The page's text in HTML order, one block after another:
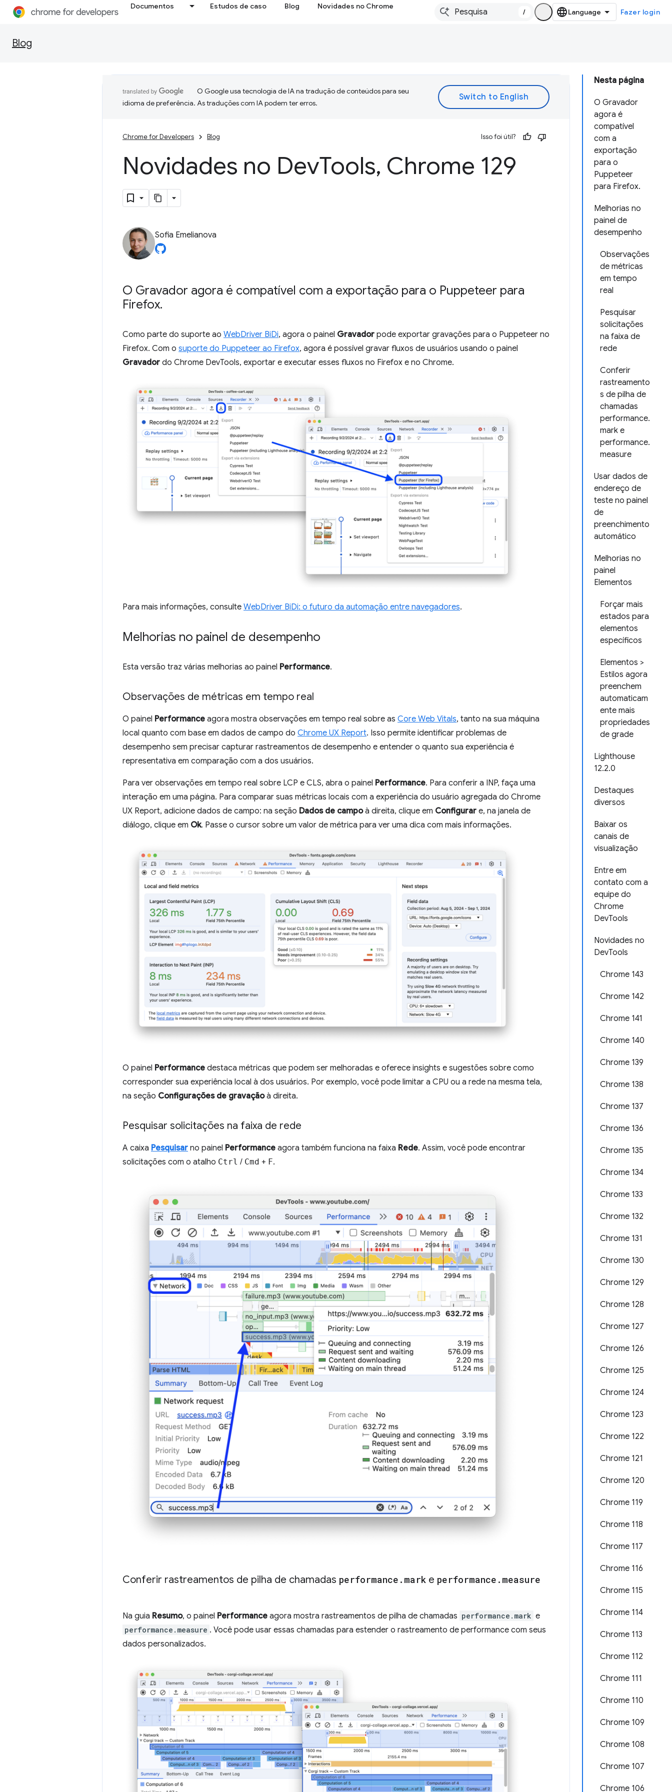
Documentos Estudos de caso Blog Novidades no Chrome
/ Fazer login
Blog
Nesta página
O Gravador
agora é
compatível
com a
exportação
para o
Puppeteer
para Firefox.
Melhorias no
painel de
desempenho
Observações
de métricas
em tempo
real
Pesquisar
solicitações
na faixa de
rede
Conferir
rastreamento
s de pilha de
chamadas
performance.
mark e
performance.
measure
Usar dados de
endereço de
teste no painel
de
preenchimento
automático
Melhorias no
painel
Elementos
Forçar mais
estados para
elementos
específicos
Elementos >
Estilos agora
preenchem
automaticam
ente mais
propriedades
de grade
Lighthouse
12.2.0
Destaques
diversos
Baixar os
canais de
visualização
Entre em
contato com a
equipe do
Chrome
DevTools
Novidades no
DevTools
Chrome 143
Chrome 142
Chrome 141
Chrome 140
Chrome 139
Chrome 138
Chrome 137
Chrome 136
Chrome 135
Chrome 134
Chrome 133
Chrome 132
Chrome 131
Chrome 130
Chrome 129
Chrome 128
Chrome 127
Chrome 126
Chrome 125
Chrome 124
Chrome 123
Chrome 122
Chrome 121
Chrome 120
Chrome 119
Chrome 118
Chrome 117
Chrome 116
Chrome 115
Chrome 114
Chrome 113
Chrome 112
Chrome 111
Chrome 110
Chrome 109
Chrome 108
Chrome 107
Chrome 106
O Google usa tecnologia de IA na tradução de conteúdos para seu
idioma de preferência. As traduções com IA podem ter erros.
Chrome for Developers Blog Isso foi útil?
Novidades no DevTools, Chrome 129
Sofia Emelianova
O Gravador agora é compatível com a exportação para o Puppeteer para
Firefox.
Como parte do suporte ao WebDriver BiDi, agora o painel Gravador pode exportar gravações para o Puppeteer no
Firefox. Com o suporte do Puppeteer ao Firefox, agora é possível gravar fluxos de usuários usando o painel
Gravador do Chrome DevTools, exportar e executar esses fluxos no Firefox e no Chrome.
Para mais informações, consulte WebDriver BiDi: o futuro da automação entre navegadores.
Melhorias no painel de desempenho
Esta versão traz várias melhorias ao painel Performance.
Observações de métricas em tempo real
O painel Performance agora mostra observações em tempo real sobre as Core Web Vitals, tanto na sua máquina
local quanto com base em dados de campo do Chrome UX Report. Isso permite identificar problemas de
desempenho sem precisar capturar rastreamentos de desempenho e entender o quanto sua experiência é
representativa em comparação com a dos usuários.
Para ver observações em tempo real sobre LCP e CLS, abra o painel Performance. Para conferir a INP, faça uma
interação em uma página. Para comparar suas métricas locais com a experiência do usuário agregada do Chrome
UX Report, adicione dados de campo: na seção Dados de campoà direita, clique em Configurar e, na janela de
diálogo, clique em Ok. Passe o cursor sobre um valor de métrica para ver uma dica com mais informações.
O painel Performance destaca métricas que podem ser melhoradas e oferece insights e sugestões sobre como
corresponder sua experiência local à dos usuários. Por exemplo, você pode limitar a CPU ou a rede na mesma tela,
na seção Configurações de gravaçãoà direita.
Pesquisar solicitações na faixa de rede
A caixa Pesquisar no painel Performance agora também funciona na faixa Rede. Assim, você pode encontrar
solicitações com o atalho Ctrl / Cmd + F.
Conferir rastreamentos de pilha de chamadas performance . mark e performance . measure
Na guia Resumo, o painel Performance agora mostra rastreamentos de pilha de chamadas performance.mark e
performance.measure . Você pode usar essas chamadas para estender o rastreamento de performance com seus
dados personalizados.